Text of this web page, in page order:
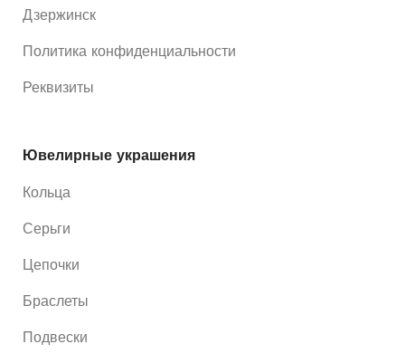
Дзержинск
Политика конфиденциальности
Реквизиты
Ювелирные украшения
Кольца
Серьги
Цепочки
Браслеты
Подвески